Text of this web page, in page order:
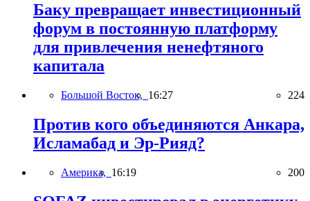
Баку превращает инвестиционный
форум в постоянную платформу
для привлечения ненефтяного
капитала
Большой Восток, 16:27 224
Против кого объединяются Анкара,
Исламабад и Эр-Рияд?
Америка, 16:19 200